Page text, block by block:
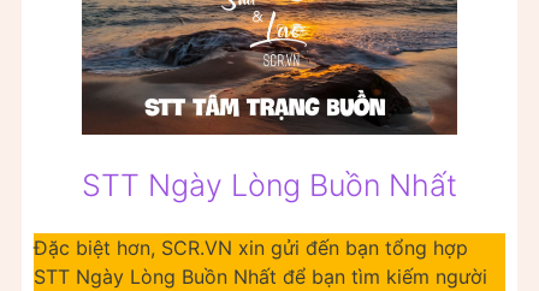
STT Ngày Lòng Buồn Nhất
Đặc biệt hơn, SCR.VN xin gửi đến bạn tổng hợp
STT Ngày Lòng Buồn Nhất để bạn tìm kiếm người